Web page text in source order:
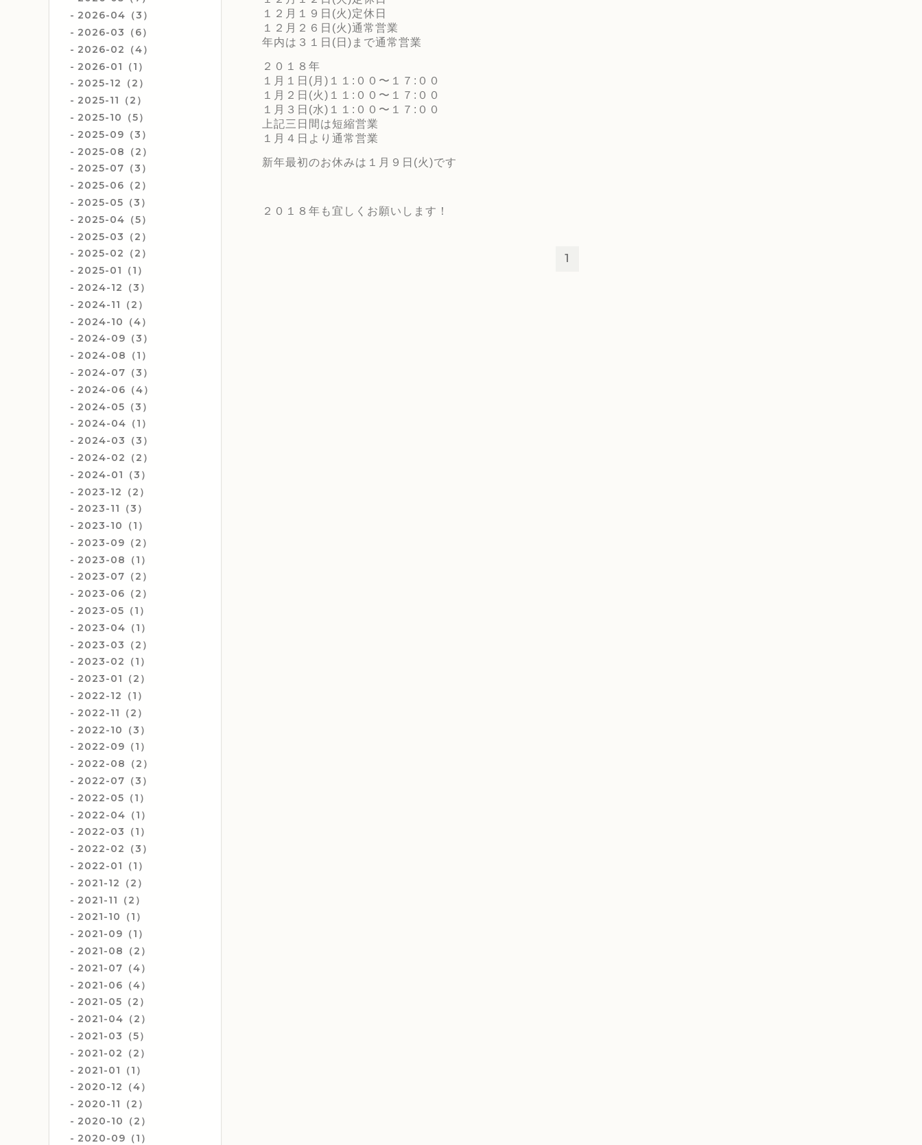
2026-04（3）
2026-03（6）
2026-02（4）
2026-01（1）
2025-12（2）
2025-11（2）
2025-10（5）
2025-09（3）
2025-08（2）
2025-07（3）
2025-06（2）
2025-05（3）
2025-04（5）
2025-03（2）
2025-02（2）
2025-01（1）
2024-12（3）
2024-11（2）
2024-10（4）
2024-09（3）
2024-08（1）
2024-07（3）
2024-06（4）
2024-05（3）
2024-04（1）
2024-03（3）
2024-02（2）
2024-01（3）
2023-12（2）
2023-11（3）
2023-10（1）
2023-09（2）
2023-08（1）
2023-07（2）
2023-06（2）
2023-05（1）
2023-04（1）
2023-03（2）
2023-02（1）
2023-01（2）
2022-12（1）
2022-11（2）
2022-10（3）
2022-09（1）
2022-08（2）
2022-07（3）
2022-05（1）
2022-04（1）
2022-03（1）
2022-02（3）
2022-01（1）
2021-12（2）
2021-11（2）
2021-10（1）
2021-09（1）
2021-08（2）
2021-07（4）
2021-06（4）
2021-05（2）
2021-04（2）
2021-03（5）
2021-02（2）
2021-01（1）
2020-12（4）
2020-11（2）
2020-10（2）
2020-09（1）
１２月１９日(火)定休日
１２月２６日(火)通常営業
年内は３１日(日)まで通常営業
２０１８年
１月１日(月)１１:００〜１７:００
１月２日(火)１１:００〜１７:００
１月３日(水)１１:００〜１７:００
上記三日間は短縮営業
１月４日より通常営業
新年最初のお休みは１月９日(火)です
２０１８年も宜しくお願いします！
1